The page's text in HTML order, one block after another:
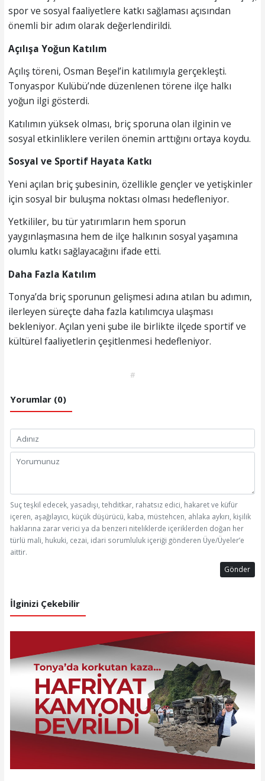
spor ve sosyal faaliyetlere katkı sağlaması açısından
önemli bir adım olarak değerlendirildi.
Açılışa Yoğun Katılım
Açılış töreni, Osman Beşel’in katılımıyla gerçekleşti.
Tonyaspor Kulübü’nde düzenlenen törene ilçe halkı
yoğun ilgi gösterdi.
Katılımın yüksek olması, briç sporuna olan ilginin ve
sosyal etkinliklere verilen önemin arttığını ortaya koydu.
Sosyal ve Sportif Hayata Katkı
Yeni açılan briç şubesinin, özellikle gençler ve yetişkinler
için sosyal bir buluşma noktası olması hedefleniyor.
Yetkililer, bu tür yatırımların hem sporun
yaygınlaşmasına hem de ilçe halkının sosyal yaşamına
olumlu katkı sağlayacağını ifade etti.
Daha Fazla Katılım
Tonya’da briç sporunun gelişmesi adına atılan bu adımın,
ilerleyen süreçte daha fazla katılımcıya ulaşması
bekleniyor. Açılan yeni şube ile birlikte ilçede sportif ve
kültürel faaliyetlerin çeşitlenmesi hedefleniyor.
#
Yorumlar (0)
Suç teşkil edecek, yasadışı, tehditkar, rahatsız edici, hakaret ve küfür
içeren, aşağılayıcı, küçük düşürücü, kaba, müstehcen, ahlaka aykırı, kişilik
haklarına zarar verici ya da benzeri niteliklerde içeriklerden doğan her
türlü mali, hukuki, cezai, idari sorumluluk içeriği gönderen Üye/Üyeler’e
aittir.
Gönder
İlginizi Çekebilir